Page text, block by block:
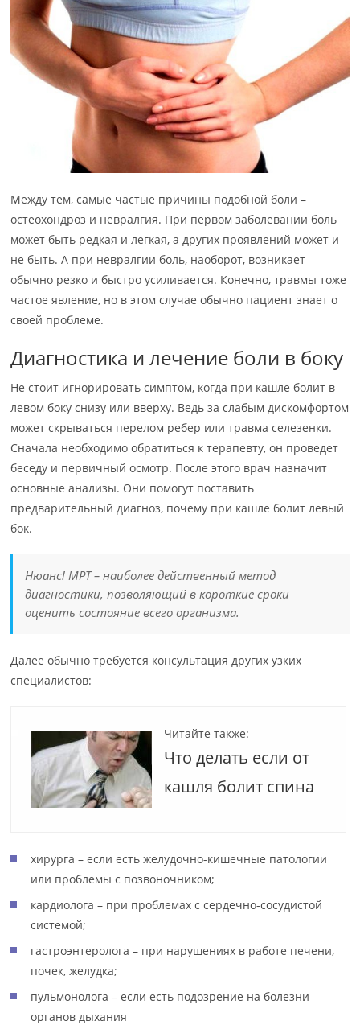
Между тем, самые частые причины подобной боли –
остеохондроз и невралгия. При первом заболевании боль
может быть редкая и легкая, а других проявлений может и
не быть. А при невралгии боль, наоборот, возникает
обычно резко и быстро усиливается. Конечно, травмы тоже
частое явление, но в этом случае обычно пациент знает о
своей проблеме.
Диагностика и лечение боли в боку
Не стоит игнорировать симптом, когда при кашле болит в
левом боку снизу или вверху. Ведь за слабым дискомфортом
может скрываться перелом ребер или травма селезенки.
Сначала необходимо обратиться к терапевту, он проведет
беседу и первичный осмотр. После этого врач назначит
основные анализы. Они помогут поставить
предварительный диагноз, почему при кашле болит левый
бок.
Нюанс! МРТ – наиболее действенный метод
диагностики, позволяющий в короткие сроки
оценить состояние всего организма.
Далее обычно требуется консультация других узких
специалистов:
Читайте также:
Что делать если от
кашля болит спина
хирурга – если есть желудочно-кишечные патологии
или проблемы с позвоночником;
кардиолога – при проблемах с сердечно-сосудистой
системой;
гастроэнтеролога – при нарушениях в работе печени,
почек, желудка;
пульмонолога – если есть подозрение на болезни
органов дыхания